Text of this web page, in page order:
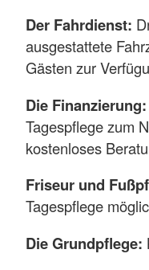
Der Fahrdienst:
ausgestattete
Gästen zur
Die Finanzierung:
Tagespflege zum
kostenloses
Friseur und
Tagespflege
Die Grundpflege: